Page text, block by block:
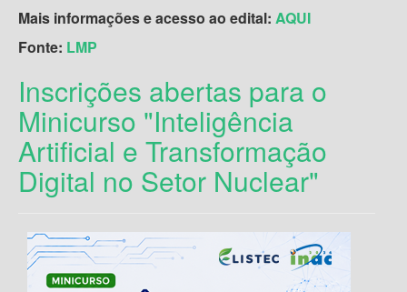
Mais informações e acesso ao edital: AQUI
Fonte: LMP
Inscrições abertas para o
Minicurso "Inteligência
Artificial e Transformação
Digital no Setor Nuclear"